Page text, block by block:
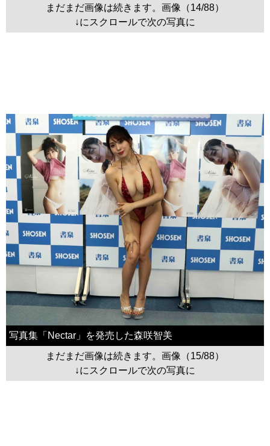
まだまだ画像は続きます。画像（14/88）
↓にスクロールで次の写真に
写真集「Nectar」を発売した森咲智美
まだまだ画像は続きます。画像（15/88）
↓にスクロールで次の写真に